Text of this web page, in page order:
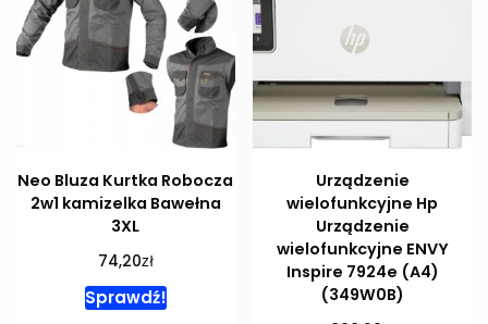
Neo Bluza Kurtka Robocza
2w1 kamizelka Bawełna
3XL
74,20zł
Sprawdź!
Urządzenie
wielofunkcyjne Hp
Urządzenie
wielofunkcyjne ENVY
Inspire 7924e (A4)
(349W0B)